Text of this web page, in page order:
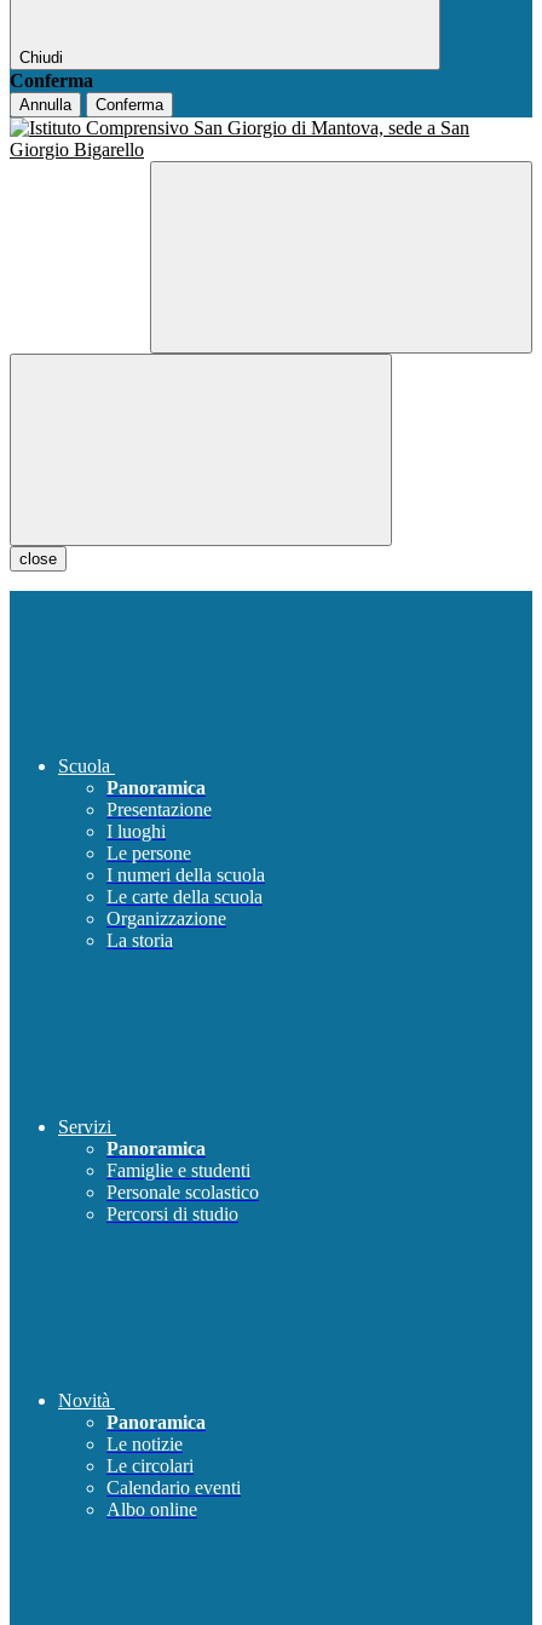
Chiudi
Conferma
Annulla Conferma
close
Scuola
Panoramica
Presentazione
I luoghi
Le persone
I numeri della scuola
Le carte della scuola
Organizzazione
La storia
Servizi
Panoramica
Famiglie e studenti
Personale scolastico
Percorsi di studio
Novità
Panoramica
Le notizie
Le circolari
Calendario eventi
Albo online